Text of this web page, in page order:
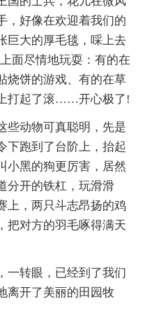
，好像在欢迎着我们的
巨大的厚毛毯，啋上去
面尽情地玩耍：有的在
烧饼的游戏、有的在草
打起了滚……开心极了!
些动物可真聪明，先是
下跑到了台阶上，抬起
小黑的狗更厉害，居然
分开的铁杠，玩滑滑
，两只斗志昂扬的鸡
把对方的羽毛啄得满天
一转眼，已经到了我们
离开了美丽的田园牧